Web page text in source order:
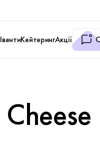
ІвентиКейтерингАкції